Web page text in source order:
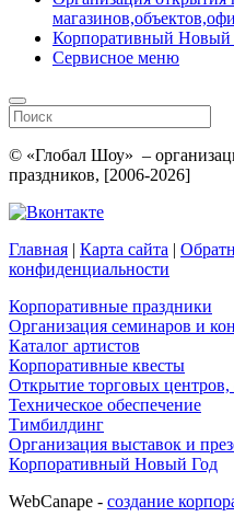
Корпоративный Новый
Сервисное меню
© «Глобал Шоу» –
праздников, [2006-2026]
Главная | Карта сайта |
конфиденциальности
Корпоративные праздники
Организация семинаров и
Каталог артистов
Корпоративные квесты
Открытие торговых
Техническое обеспечение
Тимбилдинг
Организация выставок и
Корпоративный Новый Год
WebCanape - создание